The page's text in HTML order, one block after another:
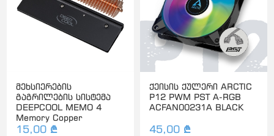
მეხსიერების
გაგრილების სისტემა
DEEPCOOL MEMO 4
Memory Copper
15,00 ₾
ქეისის ქულერი ARCTIC
P12 PWM PST A-RGB
ACFAN00231A BLACK
45,00 ₾